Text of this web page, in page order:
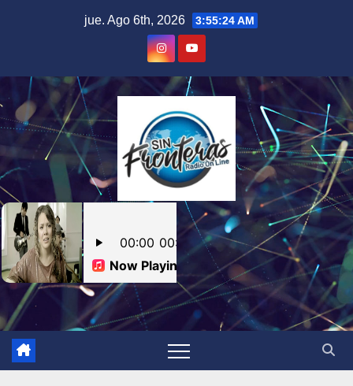
jue. Ago 6th, 2026 3:55:25 AM